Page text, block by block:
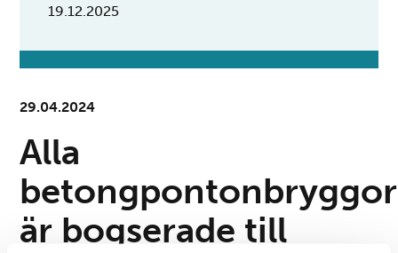
19.12.2025
29.04.2024
Alla
betongpontonbryggor
är bogserade till